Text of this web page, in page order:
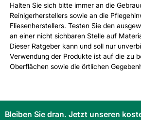
Halten Sie sich bitte immer an die
Reinigerherstellers sowie an die
Fliesenherstellers. Testen Sie den
an einer nicht sichbaren Stelle auf
Dieser Ratgeber kann und soll nur
Verwendung der Produkte ist auf die zu
Oberflächen sowie die örtlichen
Bleiben Sie dran. Jetzt unseren